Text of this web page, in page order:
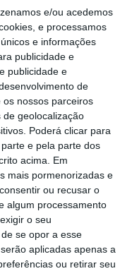
e/ou acedemos
e processamos
e informações
publicidade e
publicidade e
de
nossos parceiros
geolocalização
Poderá clicar para
e pela parte dos
acima. Em
mais pormenorizadas e
ou recusar o
algum processamento
o seu
se opor a esse
aplicadas apenas a
ou retirar seu